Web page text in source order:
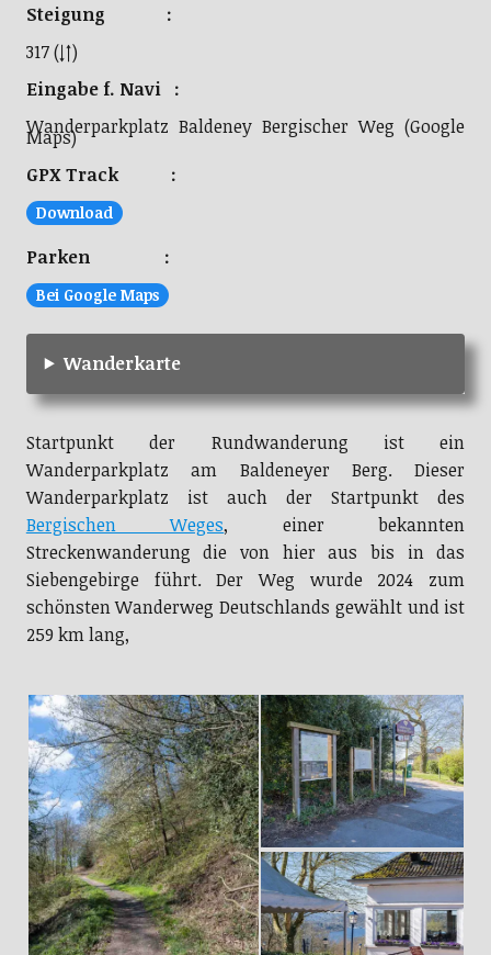
Steigung :
317 (↓↑)
Eingabe f. Navi :
Wanderparkplatz Baldeney Bergischer Weg (Google
Maps)
GPX Track :
Download
Parken :
Bei Google Maps
Wanderkarte
Startpunkt der Rundwanderung ist ein
Wanderparkplatz am Baldeneyer Berg. Dieser
Wanderparkplatz ist auch der Startpunkt des
Bergischen Weges, einer bekannten
Streckenwanderung die von hier aus bis in das
Siebengebirge führt. Der Weg wurde 2024 zum
schönsten Wanderweg Deutschlands gewählt und ist
259 km lang,